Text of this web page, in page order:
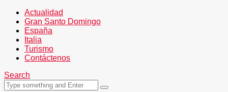
Actualidad
Gran Santo Domingo
España
Italia
Turismo
Contáctenos
Search